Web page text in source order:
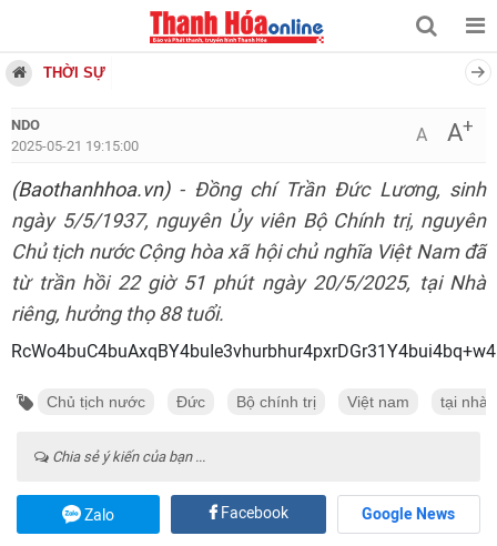
THỜI SỰ
NDO
2025-05-21 19:15:00
A A+
(Baothanhhoa.vn)- Đồng chí Trần Đức Lương, sinh
ngày 5/5/1937, nguyên Ủy viên Bộ Chính trị, nguyên
Chủ tịch nước Cộng hòa xã hội chủ nghĩa Việt Nam đã
từ trần hồi 22 giờ 51 phút ngày 20/5/2025, tại Nhà
riêng, hưởng thọ 88 tuổi.
Chủ tịch nước Đức Bộ chính trị Việt nam tại nhà
Chia sẻ ý kiến của bạn ...
Zalo Facebook Google News